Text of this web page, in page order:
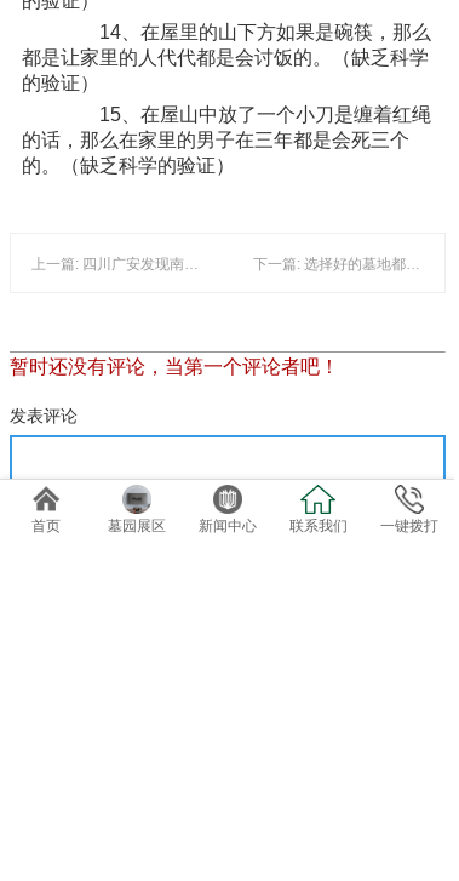
14、在屋里的山下方如果是碗筷，那么
都是让家里的人代代都是会讨饭的。（缺乏科学
的验证）
15、在屋山中放了一个小刀是缠着红绳
的话，那么在家里的男子在三年都是会死三个
的。（缺乏科学的验证）
上一篇: 四川广安发现南宋石室墓：雕有四神兽 设排水沟(图) 下一篇: 选择好的墓地都有哪些技巧？注意风水变化
暂时还没有评论，当第一个评论者吧！
发表评论
首页 墓园展区 新闻中心 联系我们 一键拨打